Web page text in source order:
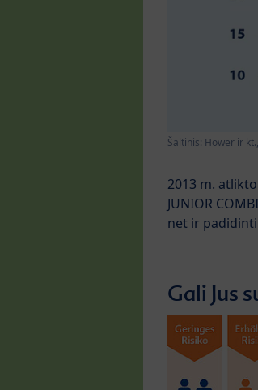
Šaltinis: Hower ir
2013 m.
JUNIOR
net ir
Gali Jus